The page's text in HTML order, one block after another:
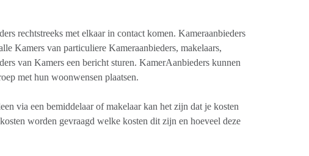
makelaarsvergoeding/bemiddelingsvergoeding?
rechtstreeks met elkaar in contact komen. ​Kameraanbieders
Kamers van particuliere ​Kameraanbieders, makelaars,
van Kamers een bericht sturen. KamerAanbieders kunnen
met hun woonwensen plaatsen.
via een bemiddelaar of makelaar kan het zijn dat je kosten
worden gevraagd welke kosten dit zijn en hoeveel deze